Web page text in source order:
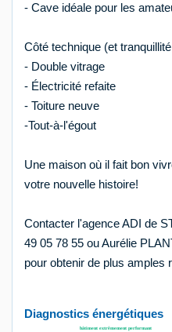
- Cave idéale pour les
Côté technique (et
- Double vitrage
- Électricité refaite
- Toiture neuve
-Tout-à-l'égout
Une maison où il fait bon
votre nouvelle histoire!
Contacter l'agence ADI de
49 05 78 55 ou Aurélie
pour obtenir de plus amples
Diagnostics énergétiques